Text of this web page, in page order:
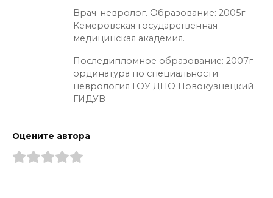
Врач-невролог. Образование: 2005г –
Кемеровская государственная
медицинская академия.
Последипломное образование: 2007г -
ординатура по специальности
неврология ГОУ ДПО Новокузнецкий
ГИДУВ
Оцените автора